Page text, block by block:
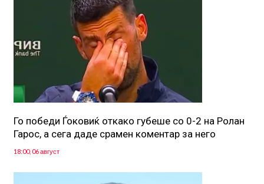
Го победи Ѓоковиќ откако губеше со 0-2 на Ролан
Гарос, а сега даде срамен коментар за него
18:00, 06 август